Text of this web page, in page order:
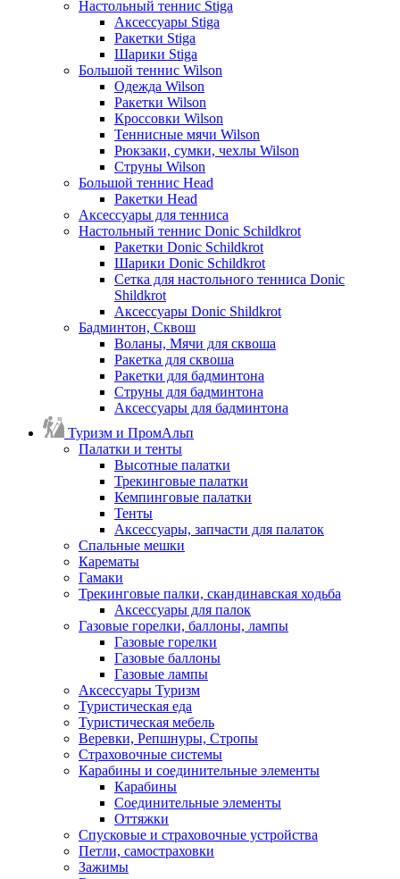
Настольный теннис Stiga
Аксессуары Stiga
Ракетки Stiga
Шарики Stiga
Большой теннис Wilson
Одежда Wilson
Ракетки Wilson
Кроссовки Wilson
Теннисные мячи Wilson
Рюкзаки, сумки, чехлы Wilson
Струны Wilson
Большой теннис Head
Ракетки Head
Аксессуары для тенниса
Настольный теннис Donic Schildkrot
Ракетки Donic Schildkrot
Шарики Donic Schildkrot
Сетка для настольного тенниса Donic
Shildkrot
Аксессуары Donic Shildkrot
Бадминтон, Сквош
Воланы, Мячи для сквоша
Ракетка для сквоша
Ракетки для бадминтона
Струны для бадминтона
Аксессуары для бадминтона
Туризм и ПромАльп
Палатки и тенты
Высотные палатки
Трекинговые палатки
Кемпинговые палатки
Тенты
Аксессуары, запчасти для палаток
Спальные мешки
Карематы
Гамаки
Трекинговые палки, скандинавская ходьба
Аксессуары для палок
Газовые горелки, баллоны, лампы
Газовые горелки
Газовые баллоны
Газовые лампы
Аксессуары Туризм
Туристическая еда
Туристическая мебель
Веревки, Репшнуры, Стропы
Страховочные системы
Карабины и соединительные элементы
Карабины
Соединительные элементы
Оттяжки
Спусковые и страховочные устройства
Петли, самостраховки
Зажимы